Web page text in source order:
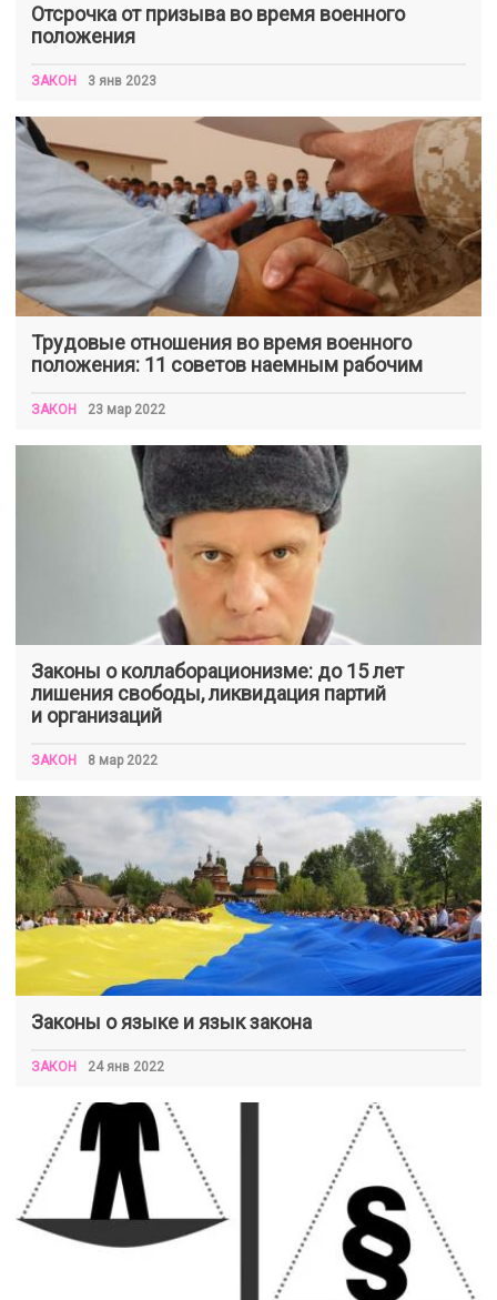
Отсрочка от призыва во время военного
положения
ЗАКОН 3 янв 2023
Трудовые отношения во время военного
положения: 11 советов наемным рабочим
ЗАКОН 23 мар 2022
Законы о коллаборационизме: до 15 лет
лишения свободы, ликвидация партий
и организаций
ЗАКОН 8 мар 2022
Законы о языке и язык закона
ЗАКОН 24 янв 2022